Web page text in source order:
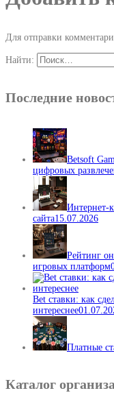
Для отправки
Найти:
Последние
Betsoft
цифровых
Интернет-
сайта15.07.2026
Рейтинг
игровых платформ
Bet ставки: как
интереснее
Платные
Каталог